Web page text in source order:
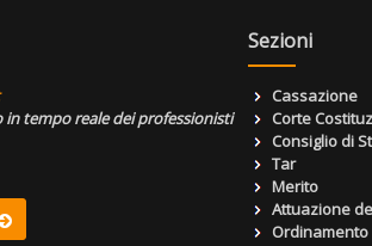
tempo reale dei professionisti
Sezioni
Cassazione
Corte
Consiglio di
Tar
Merito
Attuazione